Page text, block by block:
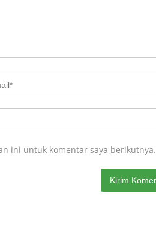
ini untuk komentar saya berikutnya.